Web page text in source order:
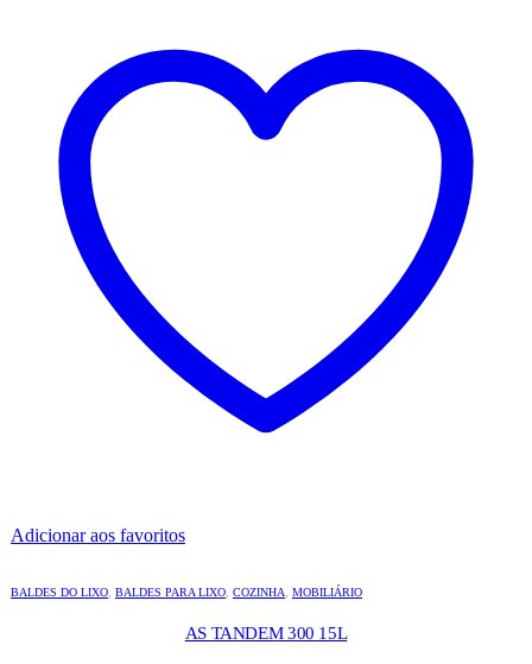
Adicionar aos favoritos
BALDES DO LIXO, BALDES PARA LIXO, COZINHA, MOBILIÁRIO
AS TANDEM 300 15L